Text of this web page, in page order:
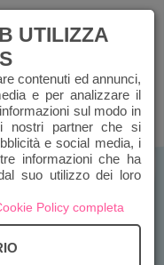
REGISTRATI
UTILIZZA
contenuti ed annunci,
e per analizzare il
sul modo in
partner che si
e social media, i
informazioni che ha
suo utilizzo dei loro
Policy completa